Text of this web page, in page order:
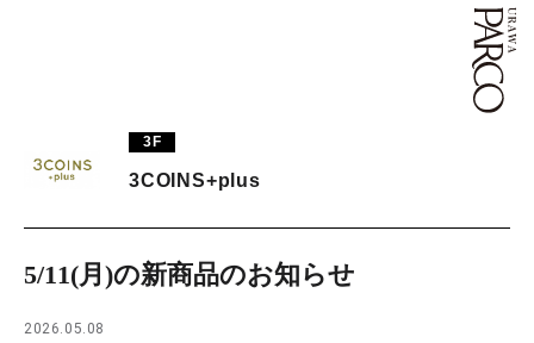
TAX FREE
日本語
3F
3COINS+plus
5/11(月)の新商品のお知らせ
2026.05.08